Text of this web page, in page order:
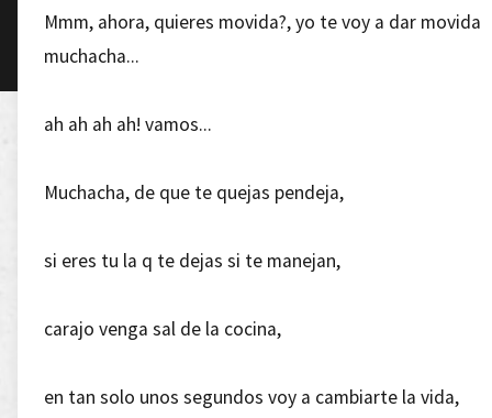
Mmm, ahora, quieres movida?, yo te voy a dar movida
muchacha...
ah ah ah ah! vamos...
Muchacha, de que te quejas pendeja,
si eres tu la q te dejas si te manejan,
carajo venga sal de la cocina,
en tan solo unos segundos voy a cambiarte la vida,